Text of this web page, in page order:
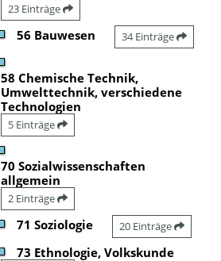
23 Einträge
56 Bauwesen 34 Einträge
58 Chemische Technik,
Umwelttechnik, verschiedene
Technologien
5 Einträge
70 Sozialwissenschaften
allgemein
2 Einträge
71 Soziologie 20 Einträge
73 Ethnologie, Volkskunde